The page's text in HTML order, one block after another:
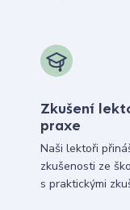
Zkušení
praxe
Naši lektoři
zkušenosti ze
s praktickými